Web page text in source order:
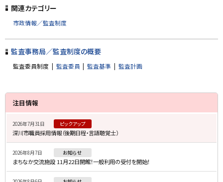
プ
る
関連カテゴリー
市政情報／監査制度
監査事務局／監査制度の概要
監査委員制度 監査委員 監査基準 監査計画
サ
イ
・
メ
ニ
注目情報
2026年7月31日 ピックアップ
深川市職員採用情報（後期日程・言語聴覚士）
2026年8月7日 お知らせ
まちなか交流施設 11月22日開館！一般利用の受付を開始！